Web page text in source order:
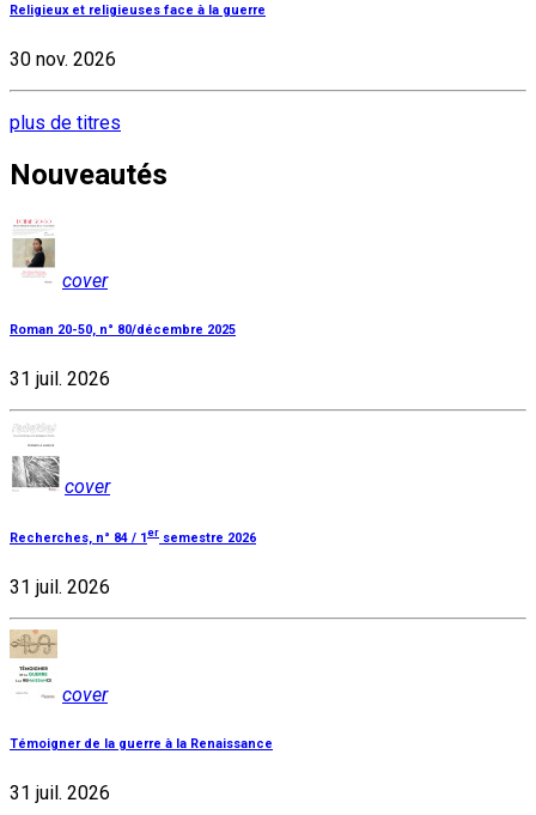
Religieux et religieuses face à la guerre
30 nov. 2026
plus de titres
Nouveautés
cover
Roman 20-50, n° 80/décembre 2025
31 juil. 2026
cover
Recherches, n° 84 / 1 er semestre 2026
31 juil. 2026
cover
Témoigner de la guerre à la Renaissance
31 juil. 2026